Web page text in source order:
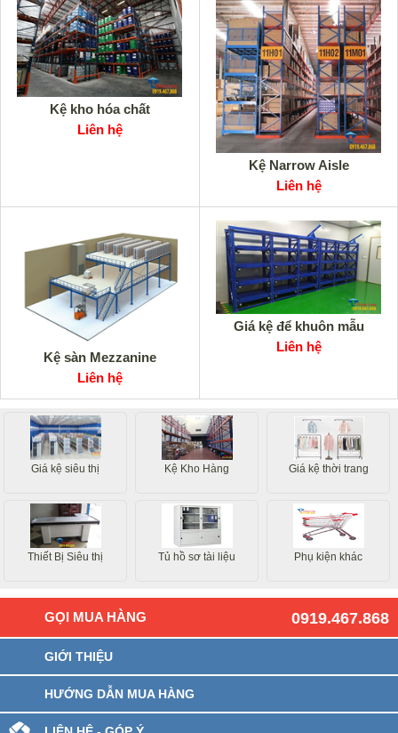
Kệ kho hóa chất
Liên hệ
Kệ Narrow Aisle
Liên hệ
Kệ sàn Mezzanine
Liên hệ
Giá kệ để khuôn mẫu
Liên hệ
Giá kệ siêu thị Kệ Kho Hàng Giá kệ thời trang
Thiết Bị Siêu thị Tủ hồ sơ tài liệu Phụ kiện khác
0919.467.868
GỌI MUA HÀNG
GIỚI THIỆU
HƯỚNG DẪN MUA HÀNG